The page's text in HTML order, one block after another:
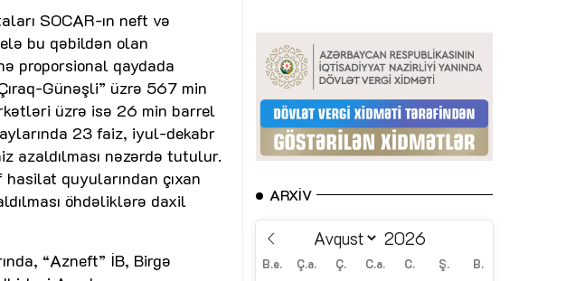
SOCAR-ın neft və
bu qəbildən olan
proporsional qaydada
Günəşli” üzrə 567 min
üzrə isə 26 min barrel
23 faiz, iyul-dekabr
azaldılması nəzərdə tutulur.
quyularından çıxan
öhdəliklərə daxil
“Azneft” İB, Birgə
ARXIV
B.e. Ç.a. Ç. C.a. C. Ş. B.